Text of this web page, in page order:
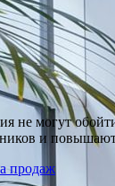
не могут
и
продаж